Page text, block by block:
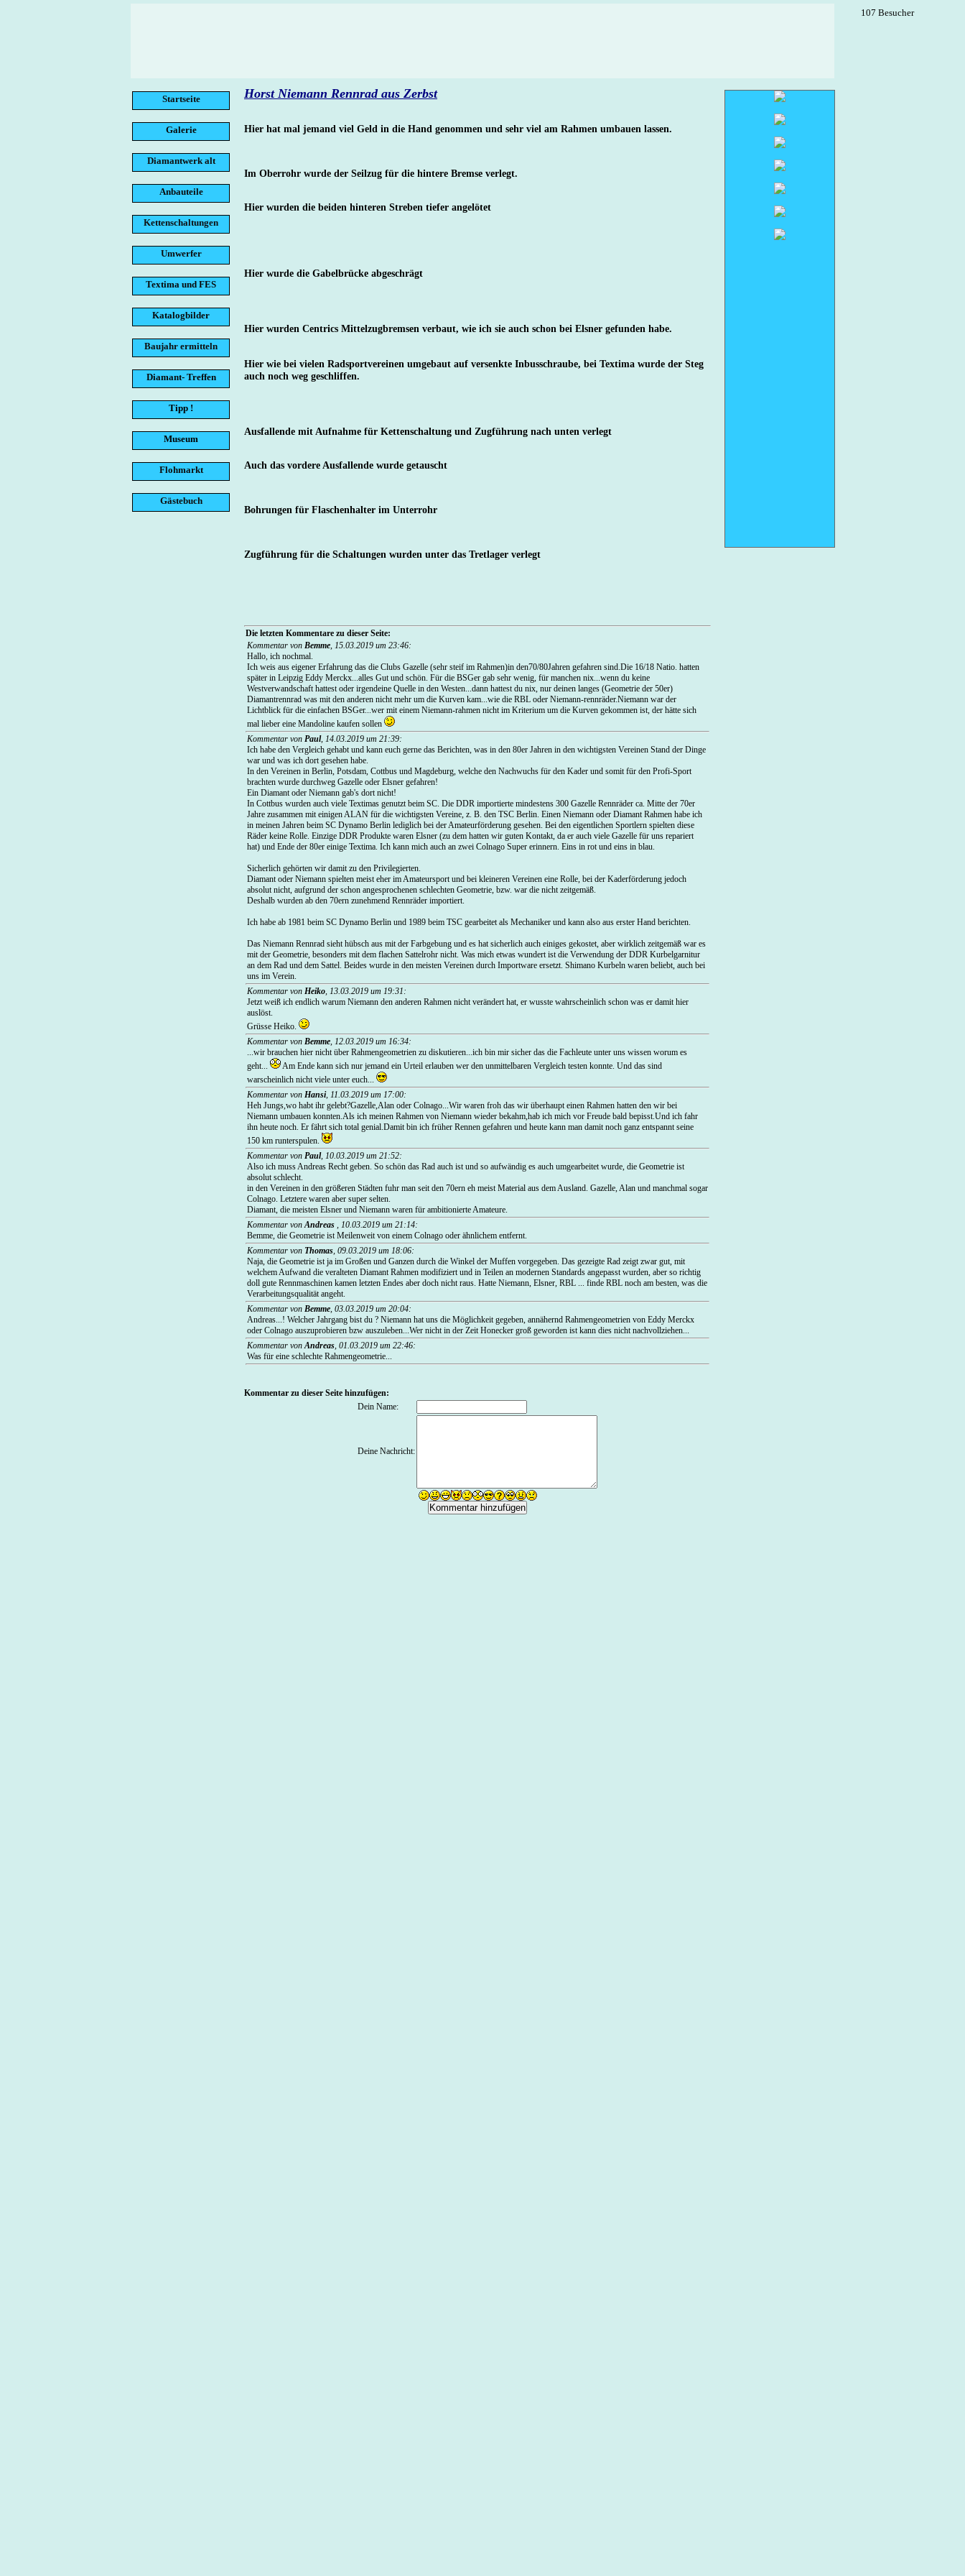
Startseite
Galerie
Diamantwerk alt
Anbauteile
Kettenschaltungen
Umwerfer
Textima und FES
Katalogbilder
Baujahr ermitteln
Diamant- Treffen
Tipp !
Museum
Flohmarkt
Gästebuch
Horst Niemann Rennrad aus Zerbst
Hier hat mal jemand viel Geld in die Hand genommen und sehr viel am Rahmen umbauen lassen.
Im Oberrohr wurde der Seilzug für die hintere Bremse verlegt.
Hier wurden die beiden hinteren Streben tiefer angelötet
Hier wurde die Gabelbrücke abgeschrägt
Hier wurden Centrics Mittelzugbremsen verbaut, wie ich sie auch schon bei Elsner gefunden habe.
Hier wie bei vielen Radsportvereinen umgebaut auf versenkte Inbusschraube, bei Textima wurde der Steg
auch noch weg geschliffen.
Ausfallende mit Aufnahme für Kettenschaltung und Zugführung nach unten verlegt
Auch das vordere Ausfallende wurde getauscht
Bohrungen für Flaschenhalter im Unterrohr
Zugführung für die Schaltungen wurden unter das Tretlager verlegt
Die letzten Kommentare zu dieser Seite:
Kommentar von Bemme, 15.03.2019 um 23:46:
Hallo, ich nochmal.
Ich weis aus eigener Erfahrung das die Clubs Gazelle (sehr steif im Rahmen)in den70/80Jahren gefahren sind.Die 16/18 Natio. hatten
später in Leipzig Eddy Merckx...alles Gut und schön. Für die BSGer gab sehr wenig, für manchen nix...wenn du keine
Westverwandschaft hattest oder irgendeine Quelle in den Westen...dann hattest du nix, nur deinen langes (Geometrie der 50er)
Diamantrennrad was mit den anderen nicht mehr um die Kurven kam...wie die RBL oder Niemann-rennräder.Niemann war der
Lichtblick für die einfachen BSGer...wer mit einem Niemann-rahmen nicht im Kriterium um die Kurven gekommen ist, der hätte sich
mal lieber eine Mandoline kaufen sollen
Kommentar von Paul, 14.03.2019 um 21:39:
Ich habe den Vergleich gehabt und kann euch gerne das Berichten, was in den 80er Jahren in den wichtigsten Vereinen Stand der Dinge
war und was ich dort gesehen habe.
In den Vereinen in Berlin, Potsdam, Cottbus und Magdeburg, welche den Nachwuchs für den Kader und somit für den Profi-Sport
brachten wurde durchweg Gazelle oder Elsner gefahren!
Ein Diamant oder Niemann gab's dort nicht!
In Cottbus wurden auch viele Textimas genutzt beim SC. Die DDR importierte mindestens 300 Gazelle Rennräder ca. Mitte der 70er
Jahre zusammen mit einigen ALAN für die wichtigsten Vereine, z. B. den TSC Berlin. Einen Niemann oder Diamant Rahmen habe ich
in meinen Jahren beim SC Dynamo Berlin lediglich bei der Amateurförderung gesehen. Bei den eigentlichen Sportlern spielten diese
Räder keine Rolle. Einzige DDR Produkte waren Elsner (zu dem hatten wir guten Kontakt, da er auch viele Gazelle für uns repariert
hat) und Ende der 80er einige Textima. Ich kann mich auch an zwei Colnago Super erinnern. Eins in rot und eins in blau.
Sicherlich gehörten wir damit zu den Privilegierten.
Diamant oder Niemann spielten meist eher im Amateursport und bei kleineren Vereinen eine Rolle, bei der Kaderförderung jedoch
absolut nicht, aufgrund der schon angesprochenen schlechten Geometrie, bzw. war die nicht zeitgemäß.
Deshalb wurden ab den 70ern zunehmend Rennräder importiert.
Ich habe ab 1981 beim SC Dynamo Berlin und 1989 beim TSC gearbeitet als Mechaniker und kann also aus erster Hand berichten.
Das Niemann Rennrad sieht hübsch aus mit der Farbgebung und es hat sicherlich auch einiges gekostet, aber wirklich zeitgemäß war es
mit der Geometrie, besonders mit dem flachen Sattelrohr nicht. Was mich etwas wundert ist die Verwendung der DDR Kurbelgarnitur
an dem Rad und dem Sattel. Beides wurde in den meisten Vereinen durch Importware ersetzt. Shimano Kurbeln waren beliebt, auch bei
uns im Verein.
Kommentar von Heiko, 13.03.2019 um 19:31:
Jetzt weiß ich endlich warum Niemann den anderen Rahmen nicht verändert hat, er wusste wahrscheinlich schon was er damit hier
auslöst.
Grüsse Heiko.
Kommentar von Bemme, 12.03.2019 um 16:34:
...wir brauchen hier nicht über Rahmengeometrien zu diskutieren...ich bin mir sicher das die Fachleute unter uns wissen worum es
geht...
Am Ende kann sich nur jemand ein Urteil erlauben wer den unmittelbaren Vergleich testen konnte. Und das sind
warscheinlich nicht viele unter euch...
Kommentar von Hansi, 11.03.2019 um 17:00:
Heh Jungs,wo habt ihr gelebt?Gazelle,Alan oder Colnago...Wir waren froh das wir überhaupt einen Rahmen hatten den wir bei
Niemann umbauen konnten.Als ich meinen Rahmen von Niemann wieder bekahm,hab ich mich vor Freude bald bepisst.Und ich fahr
ihn heute noch. Er fährt sich total genial.Damit bin ich früher Rennen gefahren und heute kann man damit noch ganz entspannt seine
150 km runterspulen.
Kommentar von Paul, 10.03.2019 um 21:52:
Also ich muss Andreas Recht geben. So schön das Rad auch ist und so aufwändig es auch umgearbeitet wurde, die Geometrie ist
absolut schlecht.
in den Vereinen in den größeren Städten fuhr man seit den 70ern eh meist Material aus dem Ausland. Gazelle, Alan und manchmal sogar
Colnago. Letztere waren aber super selten.
Diamant, die meisten Elsner und Niemann waren für ambitionierte Amateure.
Kommentar vonAndreas , 10.03.2019 um 21:14:
Bemme, die Geometrie ist Meilenweit von einem Colnago oder ähnlichem entfernt.
Kommentar von Thomas, 09.03.2019 um 18:06:
Naja, die Geometrie ist ja im Großen und Ganzen durch die Winkel der Muffen vorgegeben. Das gezeigte Rad zeigt zwar gut, mit
welchem Aufwand die veralteten Diamant Rahmen modifiziert und in Teilen an modernen Standards angepasst wurden, aber so richtig
doll gute Rennmaschinen kamen letzten Endes aber doch nicht raus. Hatte Niemann, Elsner, RBL ... finde RBL noch am besten, was die
Verarbeitungsqualität angeht.
Kommentar von Bemme, 03.03.2019 um 20:04:
Andreas...! Welcher Jahrgang bist du ? Niemann hat uns die Möglichkeit gegeben, annähernd Rahmengeometrien von Eddy Merckx
oder Colnago auszuprobieren bzw auszuleben...Wer nicht in der Zeit Honecker groß geworden ist kann dies nicht nachvollziehen...
Kommentar vonAndreas, 01.03.2019 um 22:46:
Was für eine schlechte Rahmengeometrie...
Kommentar zu dieser Seite hinzufügen:
Dein Name:
Deine Nachricht:
107 Besucher